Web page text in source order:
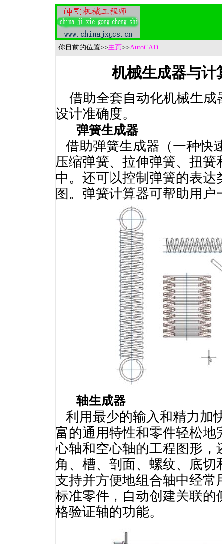
你目前的位置>>主页>>AutoCAD
机械生成器与计
借助全套自动化机械生
设计准确度。
弹簧生成器
借助弹簧生成器（一种快
压缩弹簧、拉伸弹簧、扭
中。还可以控制弹簧的表
图。弹簧计算器可帮助用
轴生成器
利用最少的输入和精力加
富的通用特性和零件轻松
心轴和空心轴的工程图形
角、槽、剖面、螺纹、底
支持并方便地组合轴中经
标准零件，自动创建关联
格验证轴的功能。